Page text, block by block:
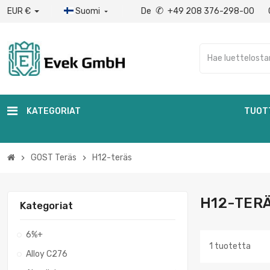
EUR € Suomi  De ✆ +49 208 376-298-00
KATEGORIAT
chevron_right GOST Teräs chevron_right H12-teräs
Kategoriat
6%+
Alloy C276
H12-
1 tuotetta